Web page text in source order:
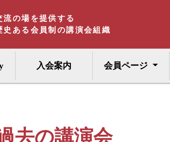
流の場を提供する
史ある会員制の講演会組織
入会案内 会員ページ
去の講演会